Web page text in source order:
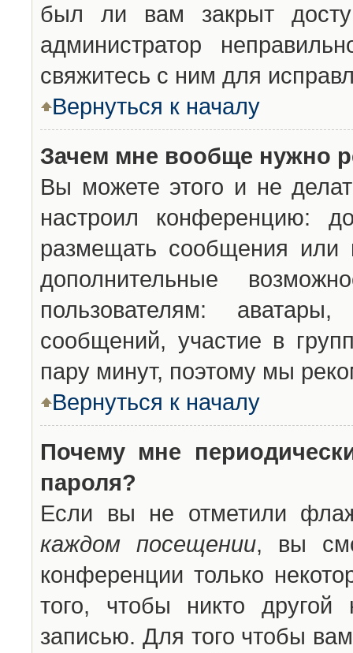
был ли вам закрыт
администратор
свяжитесь с ним для
Вернуться к началу
Зачем мне вообще нужно
Вы можете этого и не
настроил конференцию:
размещать сообщения или
дополнительные
пользователям:
сообщений, участие в
пару минут, поэтому мы
Вернуться к началу
Почему мне
пароля?
Если вы не отметили
каждом посещении, вы
конференции только
того, чтобы никто другой
записью. Для того чтобы